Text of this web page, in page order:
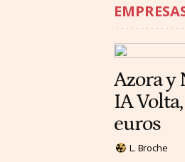
Azora y
IA
euros
L. Broche